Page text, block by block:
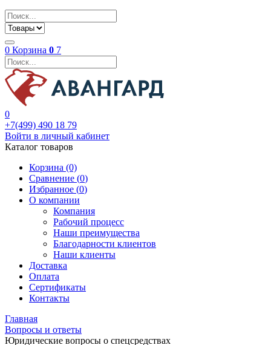
0 Корзина 0 7
0
+7(499) 490 18 79
Войти в личный кабинет
Каталог товаров
Корзина (0)
Сравнение (0)
Избранное (0)
О компании
Компания
Рабочий процесс
Наши преимущества
Благодарности клиентов
Наши клиенты
Доставка
Оплата
Сертификаты
Контакты
Главная
Вопросы и ответы
Юридические вопросы о спецсредствах